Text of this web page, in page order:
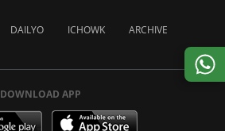
DAILYO ICHOWK ARCHIVE
DOWNLOAD APP